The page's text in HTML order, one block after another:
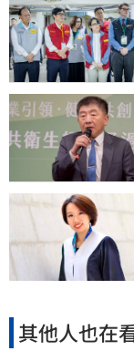
其他人也在